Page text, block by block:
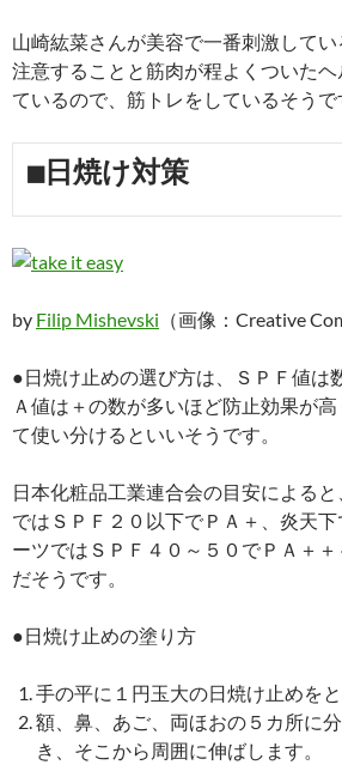
山崎紘菜さんが美容で一番刺激して
注意することと筋肉が程よくついた
ているので、筋トレをしているそうで
■日焼け対策
by Filip Mishevski （画像：Creative
●日焼け止めの選び方は、ＳＰＦ値は
Ａ値は＋の数が多いほど防止効果が
て使い分けるといいそうです。
日本化粧品工業連合会の目安による
ではＳＰＦ２０以下でＰＡ＋、炎天
ーツではＳＰＦ４０～５０でＰＡ＋
だそうです。
●日焼け止めの塗り方
手の平に１円玉大の日焼け止めをと
額、鼻、あご、両ほおの５カ所に
き、そこから周囲に伸ばします。